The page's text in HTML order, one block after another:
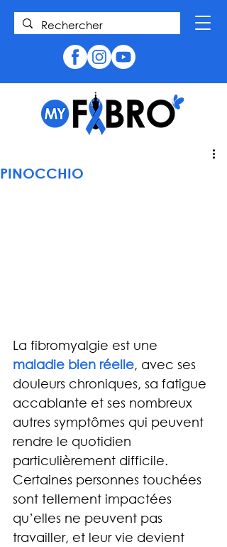
PINOCCHIO
La fibromyalgie est une
maladie bien réelle, avec ses
douleurs chroniques, sa fatigue
accablante et ses nombreux
autres symptômes qui peuvent
rendre le quotidien
particulièrement difficile.
Certaines personnes touchées
sont tellement impactées
qu’elles ne peuvent pas
travailler, et leur vie devient